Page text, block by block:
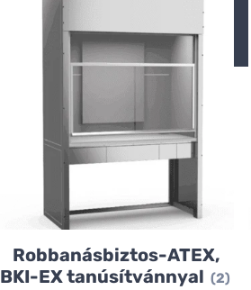
Robbanásbiztos-ATEX,
BKI-EX tanúsítvánnyal (2)